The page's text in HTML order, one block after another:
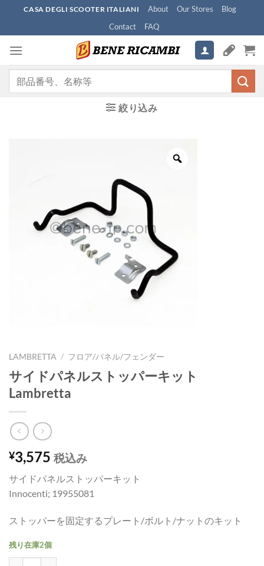
content
CASA DEGLI SCOOTER ITALIANI About Our Stores
Blog
Contact
FAQ
絞り込み
LAMBRETTA / フロア/パネル/フェンダー
サイドパネルストッパーキット
Lambretta
¥3,575 税込み
サイドパネルストッパーキット
Innocenti; 19955081
ストッパーを固定するプレート/ボルト/ナットのキット
残り在庫2個